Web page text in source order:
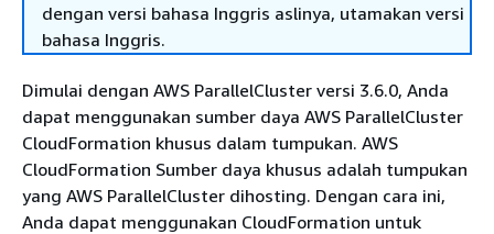
dengan versi bahasa Inggris aslinya, utamakan versi
bahasa Inggris.
Dimulai dengan AWS ParallelCluster versi 3.6.0, Anda
dapat menggunakan sumber daya AWS ParallelCluster
CloudFormation khusus dalam tumpukan. AWS
CloudFormation Sumber daya khusus adalah tumpukan
yang AWS ParallelCluster dihosting. Dengan cara ini,
Anda dapat menggunakan CloudFormation untuk